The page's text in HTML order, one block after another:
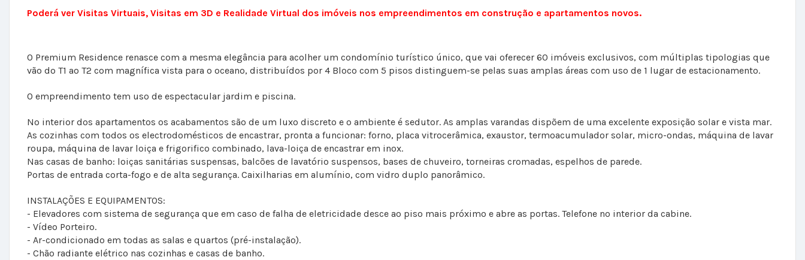
Poderá ver Visitas Virtuais, Visitas em 3D e Realidade Virtual dos imóveis nos empreendimentos em construção e apartamentos novos.
O Premium Residence renasce com a mesma elegância para acolher um condomínio turístico único, que vai oferecer 60 imóveis exclusivos, com múltiplas tipologias que
vão do T1 ao T2 com magnífica vista para o oceano, distribuídos por 4 Bloco com 5 pisos distinguem-se pelas suas amplas áreas com uso de 1 lugar de estacionamento.
O empreendimento tem uso de espectacular jardim e piscina.
No interior dos apartamentos os acabamentos são de um luxo discreto e o ambiente é sedutor. As amplas varandas dispõem de uma excelente exposição solar e vista mar.
As cozinhas com todos os electrodomésticos de encastrar, pronta a funcionar: forno, placa vitrocerâmica, exaustor, termoacumulador solar, micro-ondas, máquina de lavar
roupa, máquina de lavar loiça e frigorifico combinado, lava-loiça de encastrar em inox.
Nas casas de banho: loiças sanitárias suspensas, balcões de lavatório suspensos, bases de chuveiro, torneiras cromadas, espelhos de parede.
Portas de entrada corta-fogo e de alta segurança. Caixilharias em alumínio, com vidro duplo panorâmico.
INSTALAÇÕES E EQUIPAMENTOS:
- Elevadores com sistema de segurança que em caso de falha de eletricidade desce ao piso mais próximo e abre as portas. Telefone no interior da cabine.
- Vídeo Porteiro.
- Ar-condicionado em todas as salas e quartos (pré-instalação).
- Chão radiante elétrico nas cozinhas e casas de banho.